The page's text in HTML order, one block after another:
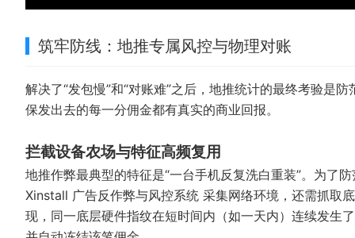
筑牢防线：地推专属风控与物理对账
解决了“发包慢”和“对账难”之后，地推统计的最终考验是
保发出去的每一分佣金都有真实的商业回报。
拦截设备农场与特征高频复用
地推作弊最典型的特征是“一台手机反复洗白重装”。为了
Xinstall 广告反作弊与风控系统 采集网络环境，还需抓取
现，同一底层硬件指纹在短时间内（如一天内）连续发生